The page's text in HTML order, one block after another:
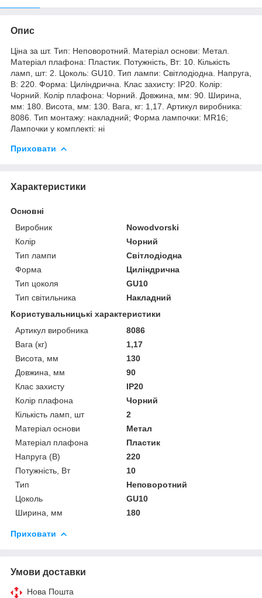
Опис
Ціна за шт. Тип: Неповоротний. Матеріал основи: Метал.
Матеріал плафона: Пластик. Потужність, Вт: 10. Кількість
ламп, шт: 2. Цоколь: GU10. Тип лампи: Світлодіодна. Напруга,
В: 220. Форма: Циліндрична. Клас захисту: IP20. Колір:
Чорний. Колір плафона: Чорний. Довжина, мм: 90. Ширина,
мм: 180. Висота, мм: 130. Вага, кг: 1,17. Артикул виробника:
8086. Тип монтажу: накладний; Форма лампочки: MR16;
Лампочки у комплекті: ні
Приховати
Характеристики
Основні
Виробник
Nowodvorski
Колір
Чорний
Тип лампи
Світлодіодна
Форма
Циліндрична
Тип цоколя
GU10
Тип світильника
Накладний
Користувальницькі характеристики
Артикул виробника
8086
Вага (кг)
1,17
Висота, мм
130
Довжина, мм
90
Клас захисту
IP20
Колір плафона
Чорний
Кількість ламп, шт
2
Матеріал основи
Метал
Матеріал плафона
Пластик
Напруга (В)
220
Потужність, Вт
10
Тип
Неповоротний
Цоколь
GU10
Ширина, мм
180
Приховати
Умови доставки
Нова Пошта